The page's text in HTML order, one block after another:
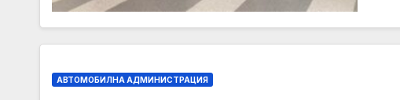
АВТОМОБИЛНА АДМИНИСТРАЦИЯ